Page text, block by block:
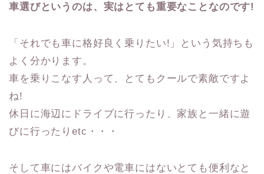
車選びというのは、実はとても重要なことなのです!
「それでも車に格好良く乗りたい!」という気持ちも
よく分かります。
車を乗りこなす人って、とてもクールで素敵ですよ
ね!
休日に海辺にドライブに行ったり、家族と一緒に遊
びに行ったりetc・・・
そして車にはバイクや電車にはないとても便利なと